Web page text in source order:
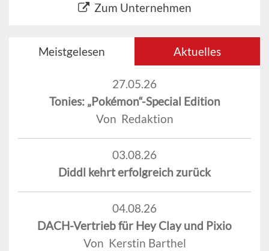
Zum Unternehmen
Meistgelesen Aktuelles
27.05.26
Tonies: „Pokémon“-Special Edition
Von Redaktion
03.08.26
Diddl kehrt erfolgreich zurück
04.08.26
DACH-Vertrieb für Hey Clay und Pixio
Von Kerstin Barthel